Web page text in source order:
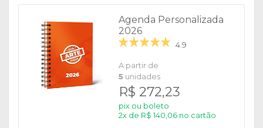
Agenda Personalizada
2026
4.9
A partir de
5 unidades
R$ 272,23
pix ou boleto
2x de R$ 140,06 no cartão